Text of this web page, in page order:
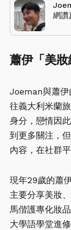
網讚
蕭伊「美
Joeman與蕭伊
往義大利米蘭
身分，戀情因
到更多關注，
內容，在社群
現年29歲的蕭
主要分享美妝
馬偕護專化妝
大學語學堂進